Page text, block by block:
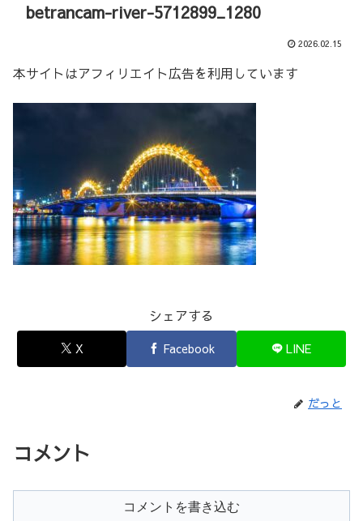
betrancam-river-5712899_1280
2026.02.15
本サイトはアフィリエイト広告を利用しています
シェアする
X Facebook LINE
だっと
コメント
コメントを書き込む